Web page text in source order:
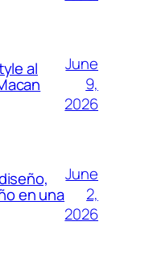
al
June
9,
2026
en una
June
2,
2026